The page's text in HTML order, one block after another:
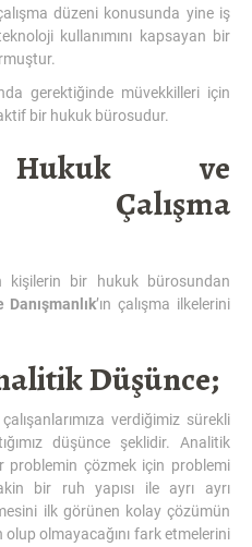
düzeni konusunda yine iş
kullanımını kapsayan bir
gerektiğinde müvekkilleri için
bir hukuk bürosudur.
Hukuk ve
kişilerin bir hukuk bürosundan
’ın çalışma ilkelerini
Düşünce;
verdiğimiz sürekli
düşünce şeklidir. Analitik
problemin çözmek için problemi
bir ruh yapısı ile ayrı ayrı
ilk görünen kolay çözümün
olmayacağını fark etmelerini